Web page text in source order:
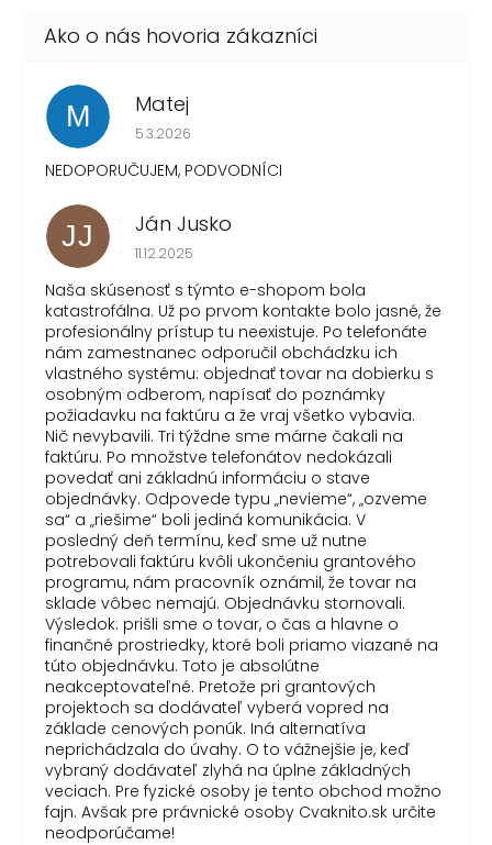
M Matej
Hodnotenie obchodu je 1 z 5 hviezdičiek.
5.3.2026
NEDOPORUČUJEM, PODVODNÍCI
JJ Ján Jusko
Hodnotenie obchodu je 1 z 5 hviezdičiek.
11.12.2025
Naša skúsenosť s týmto e-shopom bola
katastrofálna. Už po prvom kontakte bolo jasné, že
profesionálny prístup tu neexistuje. Po telefonáte
nám zamestnanec odporučil obchádzku ich
vlastného systému: objednať tovar na dobierku s
osobným odberom, napísať do poznámky
požiadavku na faktúru a že vraj všetko vybavia.
Nič nevybavili. Tri týždne sme márne čakali na
faktúru. Po množstve telefonátov nedokázali
povedať ani základnú informáciu o stave
objednávky. Odpovede typu „nevieme“, „ozveme
sa“ a „riešime“ boli jediná komunikácia. V
posledný deň termínu, keď sme už nutne
potrebovali faktúru kvôli ukončeniu grantového
programu, nám pracovník oznámil, že tovar na
sklade vôbec nemajú. Objednávku stornovali.
Výsledok: prišli sme o tovar, o čas a hlavne o
finančné prostriedky, ktoré boli priamo viazané na
túto objednávku. Toto je absolútne
neakceptovateľné. Pretože pri grantových
projektoch sa dodávateľ vyberá vopred na
základe cenových ponúk. Iná alternatíva
neprichádzala do úvahy. O to vážnejšie je, keď
vybraný dodávateľ zlyhá na úplne základných
veciach. Pre fyzické osoby je tento obchod možno
fajn. Avšak pre právnické osoby Cvaknito.sk určite
neodporúčame!